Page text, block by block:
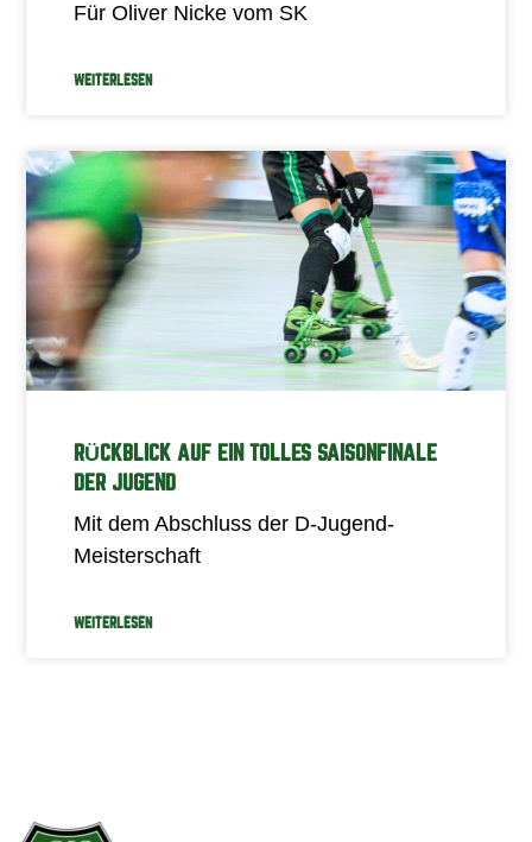
Für Oliver Nicke vom SK
WEITERLESEN
RÜCKBLICK AUF EIN TOLLES SAISONFINALE
DER JUGEND
Mit dem Abschluss der D-Jugend-
Meisterschaft
WEITERLESEN